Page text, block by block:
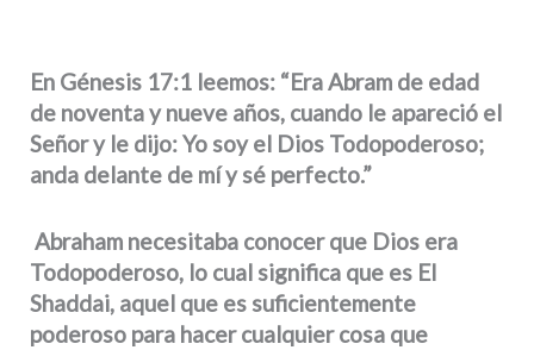
En Génesis 17:1 leemos: “Era Abram de edad
de noventa y nueve años, cuando le apareció el
Señor y le dijo: Yo soy el Dios Todopoderoso;
anda delante de mí y sé perfecto.”
Abraham necesitaba conocer que Dios era
Todopoderoso, lo cual significa que es El
Shaddai, aquel que es suficientemente
poderoso para hacer cualquier cosa que